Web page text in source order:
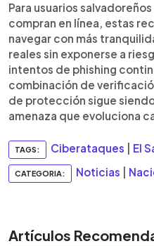
Para usuarios
compran en línea, estas
navegar con más
reales sin exponerse a
intentos de phishing
combinación de
de protección sigue
amenaza que evoluciona
TAGS: Ciberataques El
CATEGORIA: Noticias
Artículos